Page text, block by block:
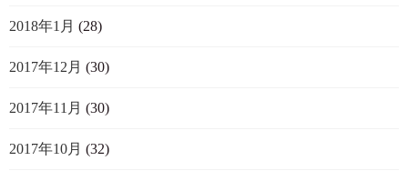
2018年1月 (28)
2017年12月 (30)
2017年11月 (30)
2017年10月 (32)